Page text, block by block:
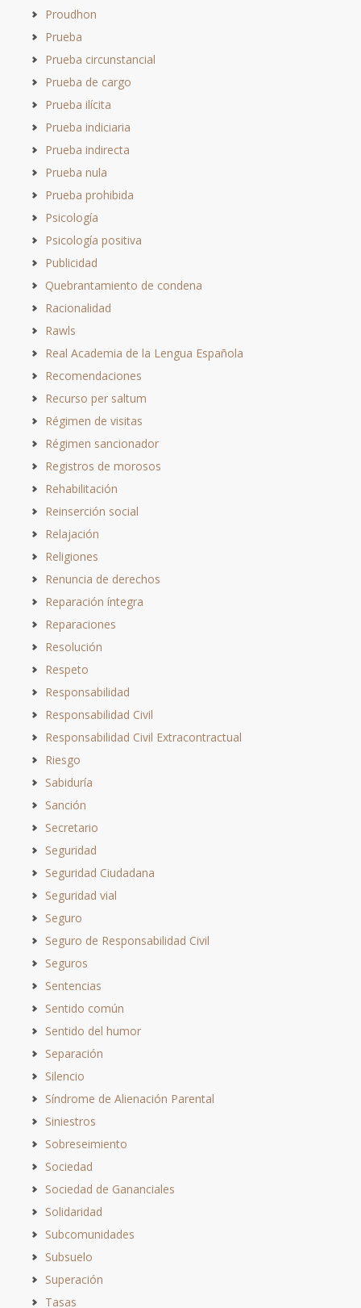
Proudhon
Prueba
Prueba circunstancial
Prueba de cargo
Prueba ilícita
Prueba indiciaria
Prueba indirecta
Prueba nula
Prueba prohibida
Psicología
Psicología positiva
Publicidad
Quebrantamiento de condena
Racionalidad
Rawls
Real Academia de la Lengua Española
Recomendaciones
Recurso per saltum
Régimen de visitas
Régimen sancionador
Registros de morosos
Rehabilitación
Reinserción social
Relajación
Religiones
Renuncia de derechos
Reparación íntegra
Reparaciones
Resolución
Respeto
Responsabilidad
Responsabilidad Civil
Responsabilidad Civil Extracontractual
Riesgo
Sabiduría
Sanción
Secretario
Seguridad
Seguridad Ciudadana
Seguridad vial
Seguro
Seguro de Responsabilidad Civil
Seguros
Sentencias
Sentido común
Sentido del humor
Separación
Silencio
Síndrome de Alienación Parental
Siniestros
Sobreseimiento
Sociedad
Sociedad de Gananciales
Solidaridad
Subcomunidades
Subsuelo
Superación
Tasas